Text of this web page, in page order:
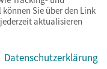
Cookies & Co.
können Sie über den Link
jederzeit aktualisieren
Datenschutzerklärung